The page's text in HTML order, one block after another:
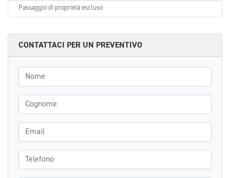
Passaggio di proprietà escluso
CONTATTACI PER UN PREVENTIVO
Nome
Cognome
Email
Telefono